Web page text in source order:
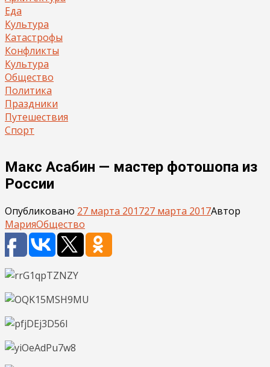
Еда
Культура
Катастрофы
Конфликты
Культура
Общество
Политика
Праздники
Путешествия
Спорт
Макс Асабин — мастер фотошопа из
России
Опубликовано 27 марта 201727 марта 2017Автор
МарияОбщество